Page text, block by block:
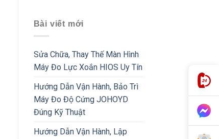
Bài viết mới
Sửa Chữa, Thay Thế Màn Hình
Máy Đo Lực Xoắn HIOS Uy Tín
Hướng Dẫn Vận Hành, Bảo Trì
Máy Đo Độ Cứng JOHOYD
Đúng Kỹ Thuật
Hướng Dẫn Vận Hành, Lập